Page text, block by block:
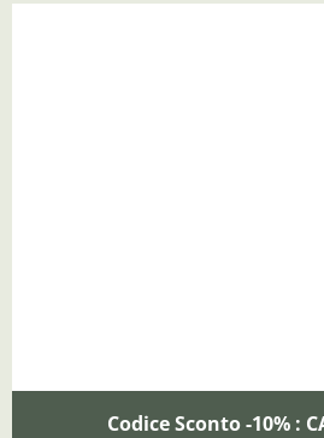
Codice Sconto -10% :